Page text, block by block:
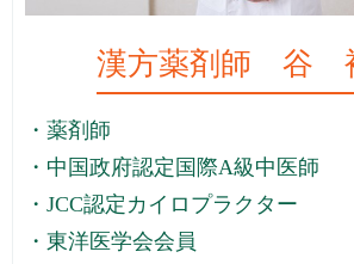
漢方薬剤師 谷
・薬剤師
・中国政府認定国際A級中医師
・JCC認定カイロプラクター
・東洋医学会会員